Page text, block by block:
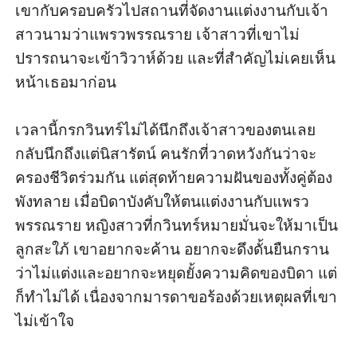
เขากับครอบครัวไปสถานที่จัดงานแต่งงานกับเจ้า
สาวนามว่าแพรวพรรณราย เจ้าสาวที่เขาไม่
ปรารถนาจะเข้าวิวาห์ด้วย และที่สำคัญไม่เคยเห็น
หน้าเธอมาก่อน
เวลานี้กรกวินทร์ไม่ได้นึกถึงเจ้าสาวของตนเลย
กลับนึกถึงแต่นิสารัตน์ คนรักที่วาดหวังกันว่าจะ
ครองชีวิตร่วมกัน แต่สุดท้ายความฝันของทั้งคู่ต้อง
พังทลาย เมื่อบิดาบังคับให้ตนแต่งงานกับแพรว
พรรณราย หญิงสาวที่กวินทร์หมายมั่นจะให้มาเป็น
ลูกสะใภ้ เขาอยากจะค้าน อยากจะดึงดั้นยืนกราน
ว่าไม่แต่งและอยากจะหยุดยั้งความคิดของบิดา แต่
ก็ทำไม่ได้ เนื่องจากมารดาขอร้องด้วยเหตุผลที่เขา
ไม่เข้าใจ